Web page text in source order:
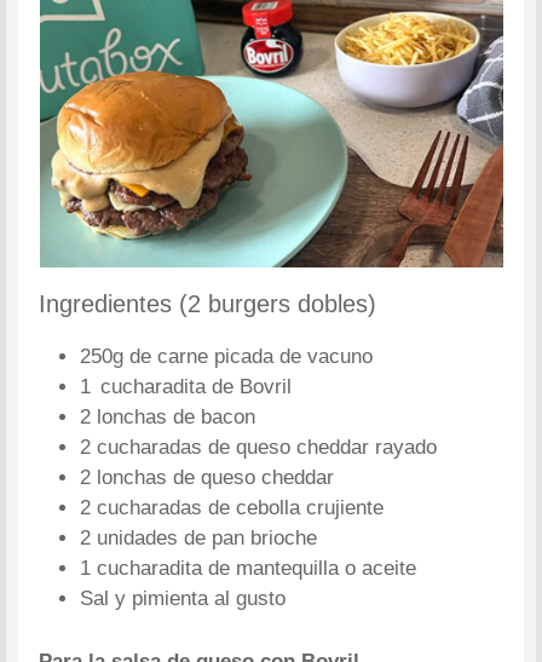
Ingredientes (2 burgers dobles)
250g de carne picada de vacuno
1 cucharadita de Bovril
2 lonchas de bacon
2 cucharadas de queso cheddar rayado
2 lonchas de queso cheddar
2 cucharadas de cebolla crujiente
2 unidades de pan brioche
1 cucharadita de mantequilla o aceite
Sal y pimienta al gusto